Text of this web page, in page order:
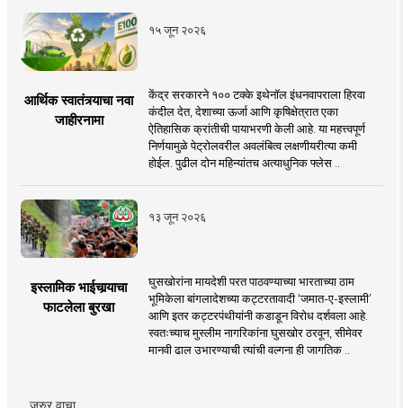
१५ जून २०२६
आर्थिक स्वातंत्र्याचा नवा
जाहीरनामा
केंद्र सरकारने १०० टक्के इथेनॉल इंधनवापराला हिरवा
कंदील देत, देशाच्या ऊर्जा आणि कृषिक्षेत्रात एका
ऐतिहासिक क्रांतीची पायाभरणी केली आहे. या महत्त्वपूर्ण
निर्णयामुळे पेट्रोलवरील अवलंबित्व लक्षणीयरीत्या कमी
होईल. पुढील दोन महिन्यांतच अत्याधुनिक फ्लेस ..
१३ जून २०२६
इस्लामिक भाईचार्‍याचा
फाटलेला बुरखा
घुसखोरांना मायदेशी परत पाठवण्याच्या भारताच्या ठाम
भूमिकेला बांगलादेशच्या कट्टरतावादी ‘जमात-ए-इस्लामी’
आणि इतर कट्टरपंथीयांनी कडाडून विरोध दर्शवला आहे.
स्वतःच्याच मुस्लीम नागरिकांना घुसखोर ठरवून, सीमेवर
मानवी ढाल उभारण्याची त्यांची वल्गना ही जागतिक ..
जरुर वाचा